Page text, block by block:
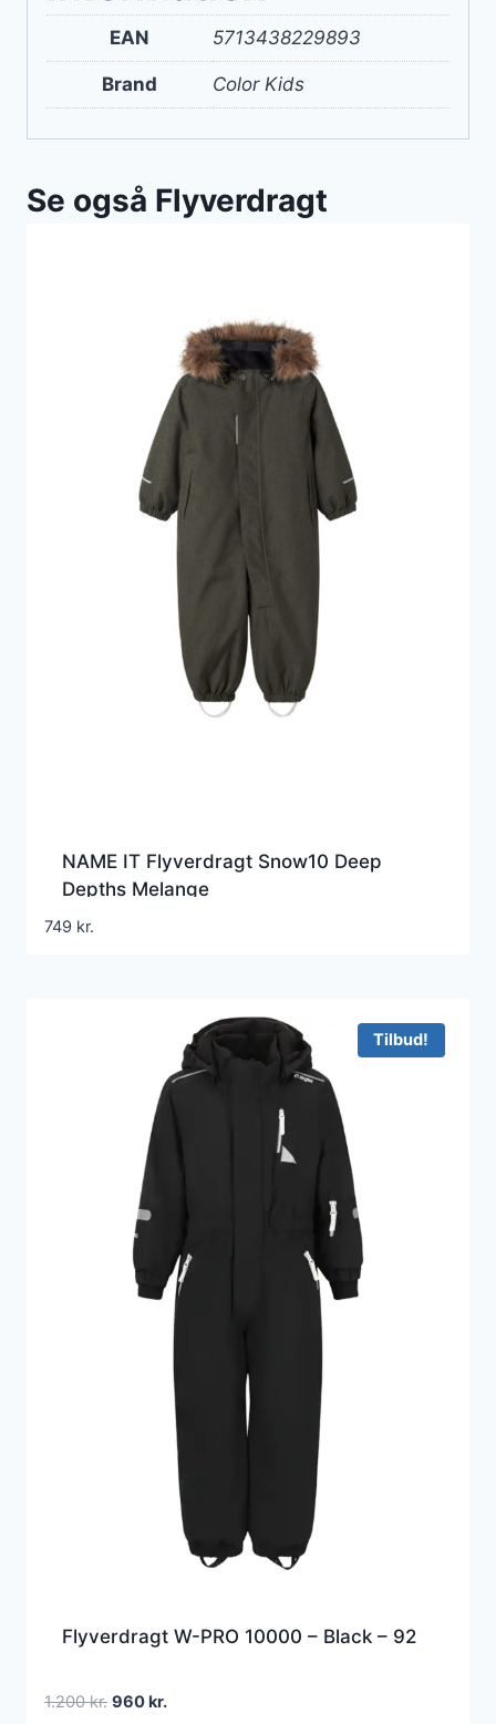
EAN 5713438229893
Brand Color Kids
Se også Flyverdragt
NAME IT Flyverdragt Snow10 Deep
Depths Melange
749 kr.
Tilbud!
Flyverdragt W-PRO 10000 – Black – 92
1.200kr. Den
960kr.Den